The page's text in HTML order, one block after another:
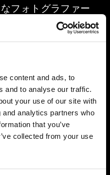
content and ads, to
and to analyse our traffic.
your use of our site with
analytics partners who
that you’ve
collected from your use
フォトグラファー
品質のライトシェ
ンを生み出してき
明技師や撮影監督
。新世代の LED
シェーピングツー
造性の可能性を再
る比類なき信頼性
プを提供します。
ラファーは品質に